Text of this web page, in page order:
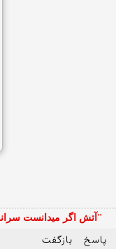
"آتش اگر ميدانست
پاسخ بازگفت